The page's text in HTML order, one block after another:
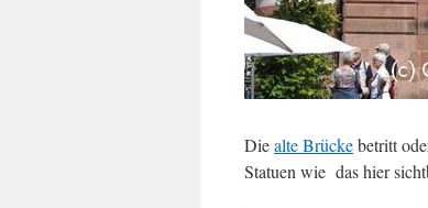
Diealte Brückebetritt
Statuen wie das hier